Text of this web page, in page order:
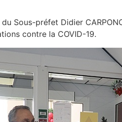
Sous-préfet Didier
contre la COVID-19.